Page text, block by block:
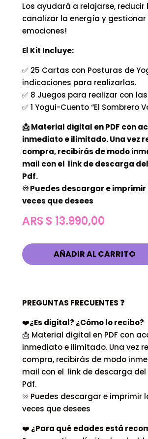
Los ayudará a relajarse, reducir
canalizar la energía y gestionar
emociones!
El Kit Incluye:
✅ 25 Cartas con Posturas de
indicaciones para realizarlas.
✅ 8 Juegos para realizar con
✅ 1 Yogui-Cuento “El Sombrero
📩 Material digital en PDF con
inmediato e ilimitado. Una vez
compra, recibirás de modo
mail con el link de descarga
Pdf.
♾ Puedes descargar e imprimir
veces que desees
ARS $ 13.990,00
AÑADIR AL CARRITO
PREGUNTAS FRECUENTES ❓
❤️¿Es digital? ¿Cómo lo recibo?
📩 Material digital en PDF con
inmediato e ilimitado. Una vez
compra, recibirás de modo
mail con el link de descarga
Pdf.
♾ Puedes descargar e imprimir
veces que desees
❤️ ¿Para qué edades está